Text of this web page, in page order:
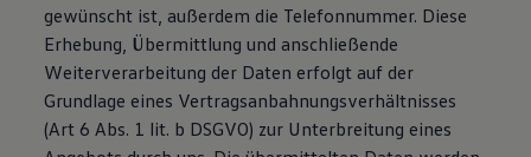
gewünscht ist, außerdem die Telefonnummer. Diese
Erhebung, Übermittlung und anschließende
Weiterverarbeitung der Daten erfolgt auf der
Grundlage eines Vertragsanbahnungsverhältnisses
(Art 6 Abs. 1 lit. b DSGVO) zur Unterbreitung eines